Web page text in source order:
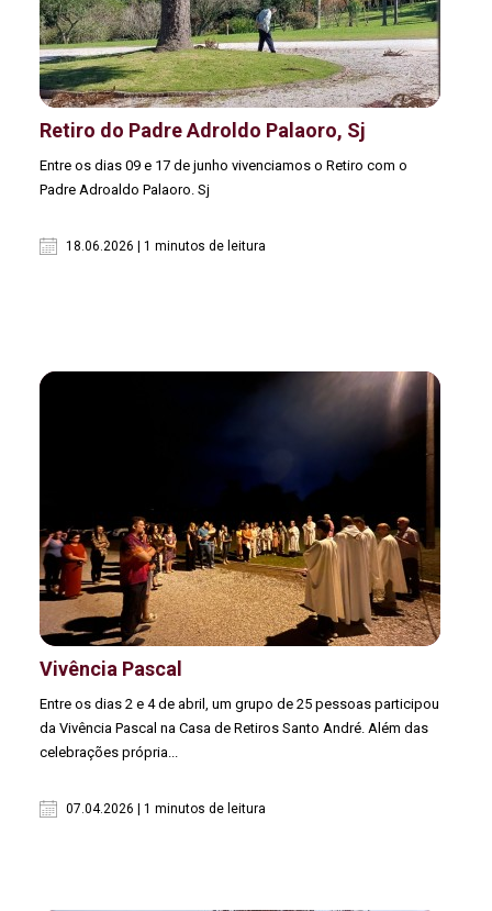
Retiro do Padre Adroldo Palaoro, Sj
Entre os dias 09 e 17 de junho vivenciamos o Retiro com o
Padre Adroaldo Palaoro. Sj
18.06.2026 | 1 minutos de leitura
Vivência Pascal
Entre os dias 2 e 4 de abril, um grupo de 25 pessoas participou
da Vivência Pascal na Casa de Retiros Santo André. Além das
celebrações própria...
07.04.2026 | 1 minutos de leitura